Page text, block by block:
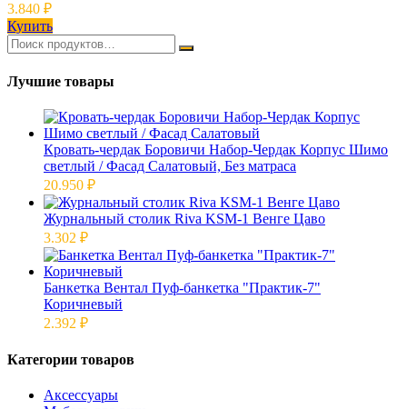
3.840 ₽
Купить
Лучшие товары
Кровать-чердак Боровичи Набор-Чердак Корпус Шимо
светлый / Фасад Салатовый, Без матраса
20.950 ₽
Журнальный столик Riva KSM-1 Венге Цаво
3.302 ₽
Банкетка Вентал Пуф-банкетка "Практик-7"
Коричневый
2.392 ₽
Категории товаров
Аксессуары